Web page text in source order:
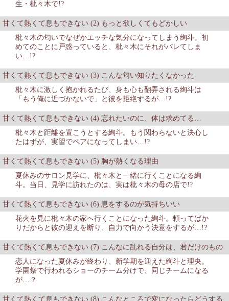
生・枇々木で!?
甘くて熱くて息もできない (2) もっと欲しくてもどかしい
枇々木の匂いでなぜかエッチな気分になってしまう絢斗。初
めてのことに戸惑っていると、枇々木にそれがバレてしま
い…!?
甘くて熱くて息もできない (3) こんな匂い知りたくなかった
枇々木に激しく抱かれるたび、身も心も翻弄される絢斗は
「もう俺に近づかないで」と彼を拒絶するが…!?
甘くて熱くて息もできない (4) 忘れたいのに、体は求めてる…
枇々木と距離を置こうとする絢斗。もう関わらないと決心し
たはずが、実習でペアになってしまい…!?
甘くて熱くて息もできない (5) 胸が熱くなる理由
夏休みのサロン見学に、枇々木と一緒に行くことになる絢
斗。当日、見学に訪れたのは、実は枇々木の母の店で!?
甘くて熱くて息もできない (6) 息をするのが気持ちいい
花火を見に枇々木の家へ行くことになった絢斗。頼ってばか
りだからと彼の迎えを断り、自力で向かう決意をするが…!?
甘くて熱くて息もできない (7) こんなに乱れる自分は、君だけのもの
恋人になった夏休みが終わり、新学期を迎えた絢斗と理央。
学園祭で行われるショーのチーム分けで、同じチームになる
が…？
甘くて熱くて息もできない (8) こんなところで変になったらどうする